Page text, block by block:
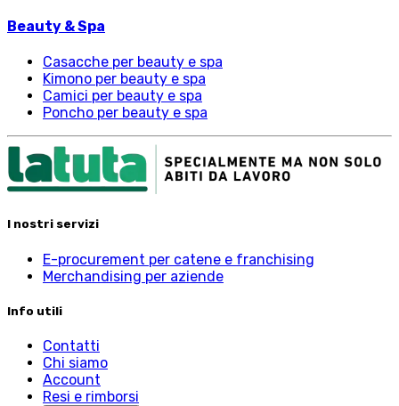
Beauty & Spa
Casacche per beauty e spa
Kimono per beauty e spa
Camici per beauty e spa
Poncho per beauty e spa
I nostri servizi
E-procurement per catene e franchising
Merchandising per aziende
Info utili
Contatti
Chi siamo
Account
Resi e rimborsi